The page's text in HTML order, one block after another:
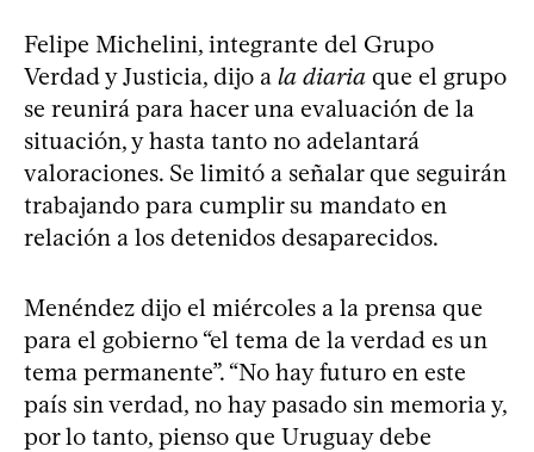
Felipe Michelini, integrante del Grupo
Verdad y Justicia, dijo a la diaria que el grupo
se reunirá para hacer una evaluación de la
situación, y hasta tanto no adelantará
valoraciones. Se limitó a señalar que seguirán
trabajando para cumplir su mandato en
relación a los detenidos desaparecidos.
Menéndez dijo el miércoles a la prensa que
para el gobierno “el tema de la verdad es un
tema permanente”. “No hay futuro en este
país sin verdad, no hay pasado sin memoria y,
por lo tanto, pienso que Uruguay debe